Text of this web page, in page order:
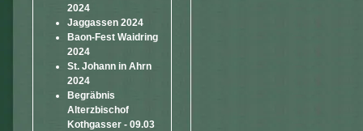
2024
Jaggassen 2024
Baon-Fest Waidring
2024
St. Johann in Ahrn
2024
Begräbnis
Alterzbischof
Kothgasser - 09.03